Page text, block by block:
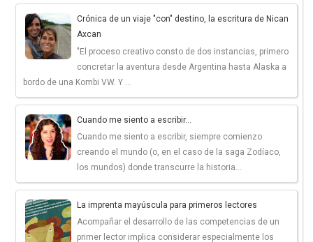
Crónica de un viaje "con" destino, la escritura de Nican
Axcan
"El proceso creativo consto de dos instancias, primero
concretar la aventura desde Argentina hasta Alaska a
bordo de una Kombi VW. Y ...
Cuando me siento a escribir...
Cuando me siento a escribir, siempre comienzo
creando el mundo (o, en el caso de la saga Zodíaco,
los mundos) donde transcurre la historia...
La imprenta mayúscula para primeros lectores
Acompañar el desarrollo de las competencias de un
primer lector implica considerar especialmente los